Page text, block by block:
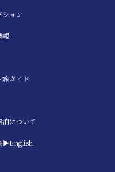
ョン
報
ガイド
について
▶English